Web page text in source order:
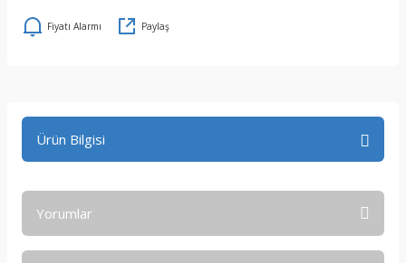
Fiyatı Alarmı Paylaş
Ürün Bilgisi
Yorumlar